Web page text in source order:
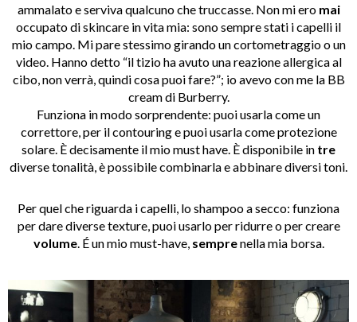
ammalato e serviva qualcuno che truccasse. Non mi ero mai
occupato di skincare in vita mia: sono sempre stati i capelli il
mio campo. Mi pare stessimo girando un cortometraggio o un
video. Hanno detto “il tizio ha avuto una reazione allergica al
cibo, non verrà, quindi cosa puoi fare?”; io avevo con me la BB
cream di Burberry.
Funziona in modo sorprendente: puoi usarla come un
correttore, per il contouring e puoi usarla come protezione
solare. È decisamente il mio must have. È disponibile in tre
diverse tonalità, è possibile combinarla e abbinare diversi toni.
Per quel che riguarda i capelli, lo shampoo a secco: funziona
per dare diverse texture, puoi usarlo per ridurre o per creare
volume. É un mio must-have, semprenella mia borsa.